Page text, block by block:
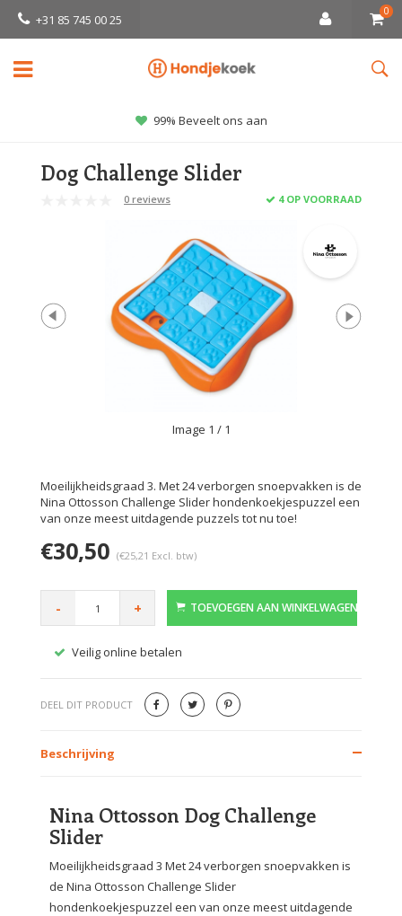
+31 85 745 00 25
0
99% Beveelt ons aan
Dog Challenge Slider
0 reviews 4 OP VOORRAAD
Image 1 / 1
Moeilijkheidsgraad 3. Met 24 verborgen snoepvakken is de
Nina Ottosson Challenge Slider hondenkoekjespuzzel een
van onze meest uitdagende puzzels tot nu toe!
€30,50 (€25,21 Excl. btw)
- + TOEVOEGEN AAN WINKELWAGEN
Veilig online betalen
DEEL DIT PRODUCT
Beschrijving
Nina Ottosson Dog Challenge
Slider
Moeilijkheidsgraad 3 Met 24 verborgen snoepvakken is
de Nina Ottosson Challenge Slider
hondenkoekjespuzzel een van onze meest uitdagende